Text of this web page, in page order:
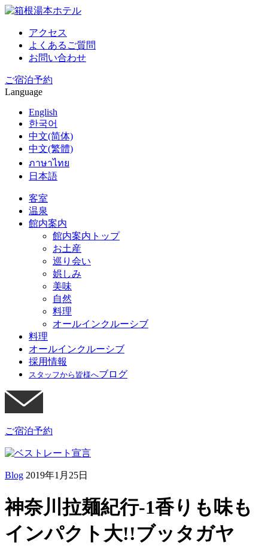
アクセス
よくあるご質問
お問い合わせ
ご宿泊予約
Language
English
한국어
中文(简体)
中文(繁體)
ภาษาไทย
日本語
客室
温泉
館内案内
館内案内トップ
お土産
巡り会い
娯しみ
美味
自然
料理
オールインクルーシブ
料理
オールインクルーシブ
採用情報
スタッフから皆様へブログ
ご宿泊予約
Blog 2019年1月25日
神奈川拉麺紀行-1香りも味も
インパクト大!!ブッタガヤ